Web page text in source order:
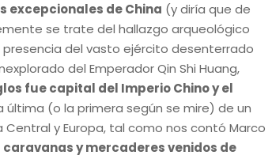
excepcionales de China (y diría que de
se trate del hallazgo arqueológico
presencia del vasto ejército desenterrado
del Emperador Qin Shi Huang,
fue capital del Imperio Chino y el
última (o la primera según se mire) de un
y Europa, tal como nos contó Marco
caravanas y mercaderes venidos de